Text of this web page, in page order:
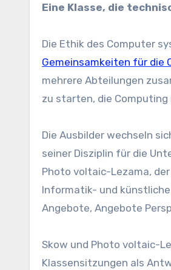
Eine Klasse, die
Die Ethik des Computer
Gemeinsamkeiten für die
mehrere Abteilungen
zu starten, die Computing
Die Ausbilder wechseln
seiner Disziplin für die
Photo voltaic-Lezama,
Informatik- und
Angebote, Angebote
Skow und Photo voltaic-
Klassensitzungen als